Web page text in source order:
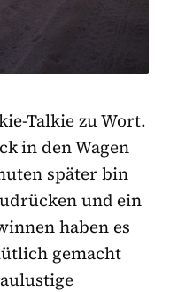
Talkie zu Wort.
in den Wagen
später bin
und ein
haben es
gemacht